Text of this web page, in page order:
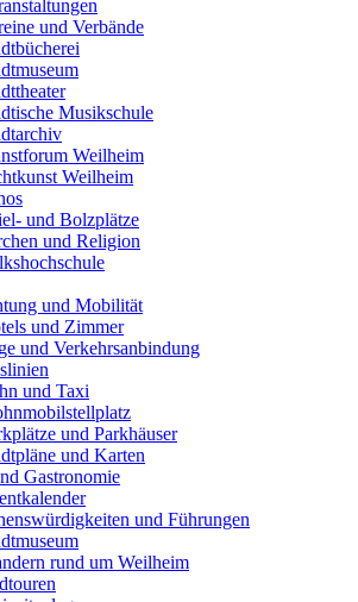
und Verbände
Musikschule
Weilheim
Weilheim
und Bolzplätze
und Religion
und Mobilität
und Zimmer
und Verkehrsanbindung
und Taxi
und Parkhäuser
und Karten
Gastronomie
und Führungen
rund um Weilheim